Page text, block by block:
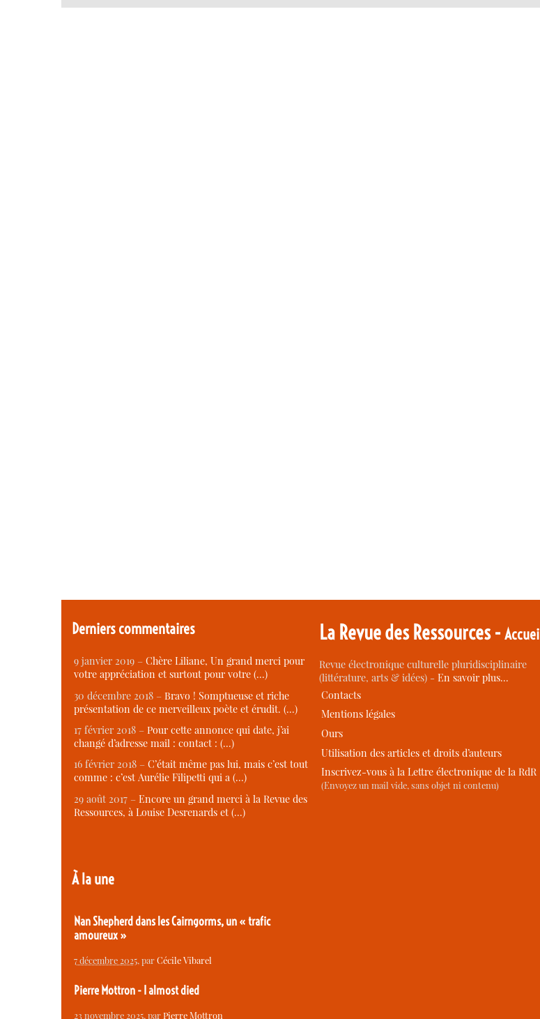
Derniers commentaires
9 janvier 2019 – Chère Liliane, Un grand merci pour
votre appréciation et surtout pour votre (…)
30 décembre 2018 – Bravo ! Somptueuse et riche
présentation de ce merveilleux poète et érudit. (…)
17 février 2018 – Pour cette annonce qui date, j’ai
changé d’adresse mail : contact : (…)
16 février 2018 – C’était même pas lui, mais c’est tout
comme : c’est Aurélie Filipetti qui a (…)
29 août 2017 – Encore un grand merci à la Revue des
Ressources, à Louise Desrenards et (…)
À la une
Nan Shepherd dans les Cairngorms, un « trafic
amoureux »
7 décembre 2025, parCécile Vibarel
Pierre Mottron - I almost died
23 novembre 2025, parPierre Mottron
La Revue des Ressources -Accueil
Revue électronique culturelle pluridisciplinaire
(littérature, arts & idées) -En savoir plus…
Contacts
Mentions légales
Ours
Utilisation des articles et droits d’auteurs
Inscrivez-vous à la Lettre électronique de la RdR
(Envoyez un mail vide, sans objet ni contenu)